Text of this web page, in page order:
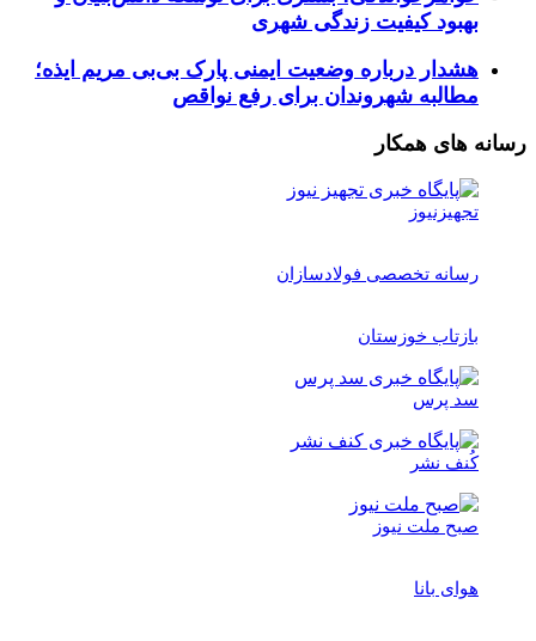
بهبود کیفیت زندگی شهری
هشدار درباره وضعیت ایمنی پارک بی‌بی مریم ایذه؛
مطالبه شهروندان برای رفع نواقص
رسانه های همکار
تجهیزنیوز
رسانه تخصصی فولادسازان
بازتاب خوزستان
سد پرس
کُنف نشر
صبح ملت نیوز
هوای بانا